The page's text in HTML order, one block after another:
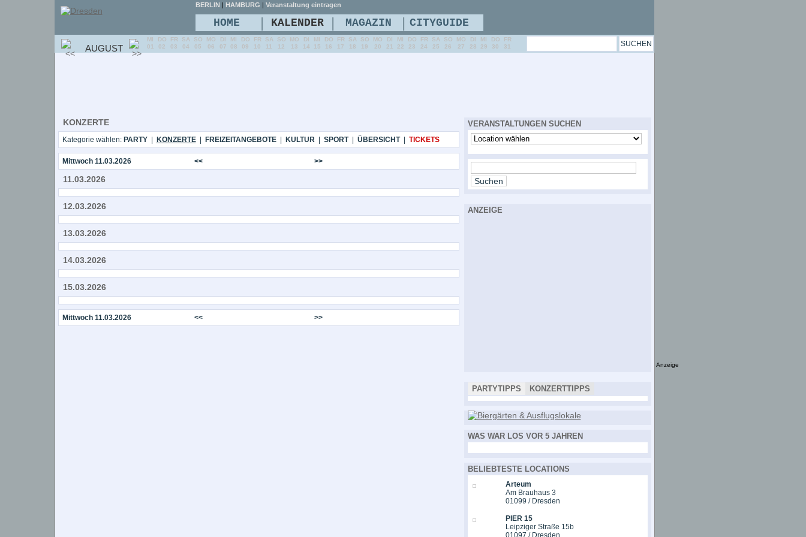
KONZERTE
Kategorie wählen: PARTY| KONZERTE| FREIZEITANGEBOTE| KULTUR| SPORT| ÜBERSICHT| TICKETS
Mittwoch 11.03.2026 << >>
11.03.2026
12.03.2026
13.03.2026
14.03.2026
15.03.2026
Mittwoch 11.03.2026 << >>
VERANSTALTUNGEN SUCHEN
ANZEIGE
PARTYTIPPS KONZERTTIPPS
WAS WAR LOS VOR 5 JAHREN
BELIEBTESTE LOCATIONS
Arteum
Am Brauhaus 3
01099 / Dresden
PIER 15
Leipziger Straße 15b
01097 / Dresden
BERLIN | HAMBURG | Veranstaltung eintragen
HOME | KALENDER | MAGAZIN | CITYGUIDE
AUGUST
MI
01
DO
02
FR
03
SA
04
SO
05
MO
06
DI
07
MI
08
DO
09
FR
10
SA
11
SO
12
MO
13
DI
14
MI
15
DO
16
FR
17
SA
18
SO
19
MO
20
DI
21
MI
22
DO
23
FR
24
SA
25
SO
26
MO
27
DI
28
MI
29
DO
30
FR
31
Anzeige